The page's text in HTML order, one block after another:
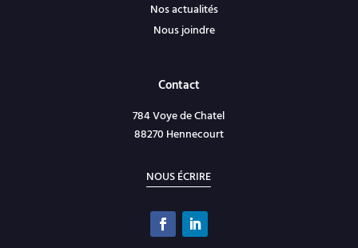
Nos actualités
Nous joindre
Contact
784 Voye de Chatel
88270 Hennecourt
NOUS ÉCRIRE